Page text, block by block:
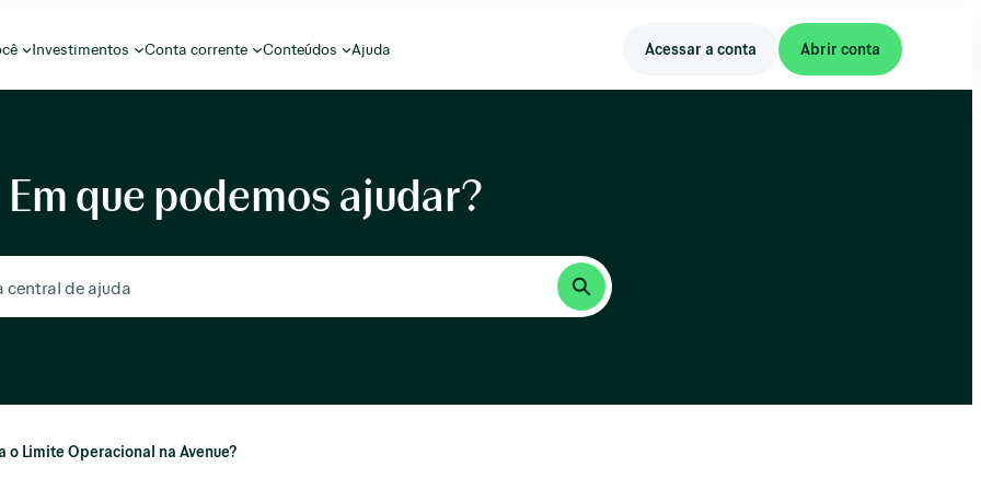
Investimentos Conta corrente Conteúdos Ajuda Acessar a conta Abrir conta
Em que podemos ajudar?
o Limite Operacional na Avenue?